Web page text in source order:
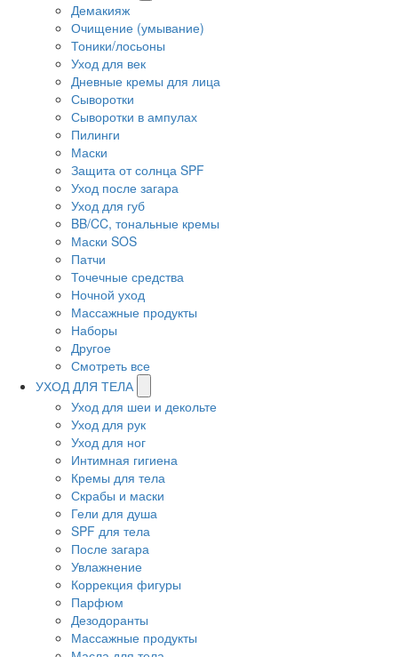
Демакияж
Очищение (умывание)
Тоники/лосьоны
Уход для век
Дневные кремы для лица
Сыворотки
Сыворотки в ампулах
Пилинги
Маски
Защита от солнца SPF
Уход после загара
Уход для губ
BB/CC, тональные кремы
Маски SOS
Патчи
Точечные средства
Ночной уход
Массажные продукты
Наборы
Другое
Смотреть все
УХОД ДЛЯ ТЕЛА
Уход для шеи и декольте
Уход для рук
Уход для ног
Интимная гигиена
Кремы для тела
Скрабы и маски
Гели для душа
SPF для тела
После загара
Увлажнение
Коррекция фигуры
Парфюм
Дезодоранты
Массажные продукты